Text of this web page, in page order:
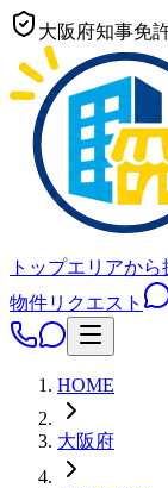
大阪府知事免
トップエリアから
物件リクエスト
HOME
大阪府